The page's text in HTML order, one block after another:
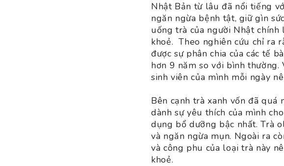
Nhật Bản từ lâu đã nổi tiếng
ngăn ngừa bệnh tật, giữ gìn
uống trà của người Nhật
khoẻ. Theo nghiên cứu chỉ ra
được sự phân chia của các tế
hơn 9 năm so với bình
sinh viên của mình mỗi ngày
Bên cạnh trà xanh vốn đã
dành sự yêu thích của mình
dụng bổ dưỡng bậc nhất. Trà
và ngăn ngừa mụn. Ngoài ra
và công phu của loại trà này
khoẻ.